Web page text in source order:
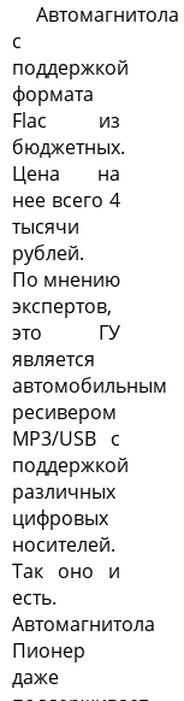
Автомагнитола
с
поддержкой
формата
Flac из
бюджетных.
Цена на
нее всего 4
тысячи
рублей.
По мнению
экспертов,
это ГУ
является
автомобильным
ресивером
MP3/USB с
поддержкой
различных
цифровых
носителей.
Так оно и
есть.
Автомагнитола
Пионер
даже